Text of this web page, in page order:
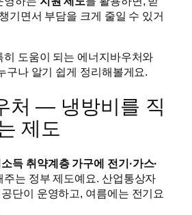
기면서 부담을 크게 줄일 수 있거
히 도움이 되는 에너지바우처와
구나 알기 쉽게 정리해볼게요.
처 — 냉방비를 직
제도
득 취약계층 가구에 전기·가스·
주는 정부 제도예요. 산업통상자
단이 운영하고, 여름에는 전기요